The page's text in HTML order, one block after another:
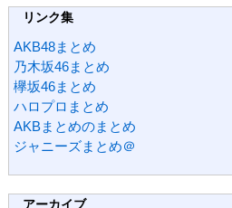
リンク集
AKB48まとめ
乃木坂46まとめ
欅坂46まとめ
ハロプロまとめ
AKBまとめのまとめ
ジャニーズまとめ＠
アーカイブ